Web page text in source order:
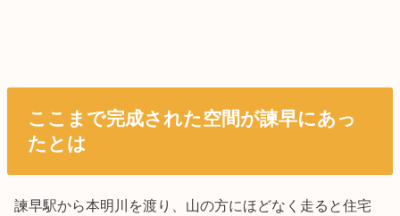
ここまで完成された空間が諫早にあっ
たとは
諫早駅から本明川を渡り、山の方にほどなく走ると住宅